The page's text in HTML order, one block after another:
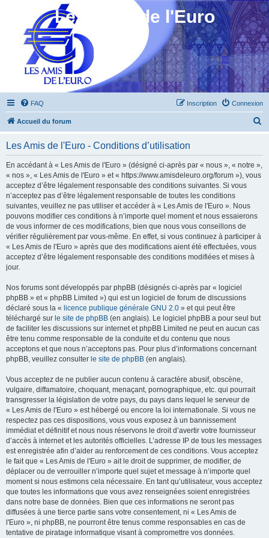
Les Amis de l'Euro
FAQ Connexion
Inscription
Accueil du forum
Les Amis de l'Euro - Conditions d’utilisation
En accédant à « Les Amis de l'Euro » (désigné ci-après par « nous », « notre »,
« nos », « Les Amis de l'Euro » et « https://www.amisdeleuro.org/forum »), vous
acceptez d’être légalement responsable des conditions suivantes. Si vous
n’acceptez pas d’être légalement responsable de toutes les conditions
suivantes, veuillez ne pas utiliser et accéder à « Les Amis de l'Euro ». Nous
pouvons modifier ces conditions à n’importe quel moment et nous essaierons
de vous informer de ces modifications, bien que nous vous conseillons de
vérifier régulièrement par vous-même. En effet, si vous continuez à participer à
« Les Amis de l'Euro » après que des modifications aient été effectuées, vous
acceptez d’être légalement responsable des conditions modifiées et mises à
jour.
Nos forums sont développés par phpBB (désignés ci-après par « logiciel
phpBB » et « phpBB Limited ») qui est un logiciel de forum de discussions
déclaré sous la « licence publique générale GNU 2.0 » et qui peut être
téléchargé sur le site de phpBB (en anglais). Le logiciel phpBB a pour seul but
de faciliter les discussions sur internet et phpBB Limited ne peut en aucun cas
être tenu comme responsable de la conduite et du contenu que nous
acceptons et que nous n’acceptons pas. Pour plus d’informations concernant
phpBB, veuillez consulter le site de phpBB (en anglais).
Vous acceptez de ne publier aucun contenu à caractère abusif, obscène,
vulgaire, diffamatoire, choquant, menaçant, pornographique, etc. qui pourrait
transgresser la législation de votre pays, du pays dans lequel le serveur de
« Les Amis de l'Euro » est hébergé ou encore la loi internationale. Si vous ne
respectez pas ces dispositions, vous vous exposez à un bannissement
immédiat et définitif et nous nous réservons le droit d’avertir votre fournisseur
d’accès à internet et les autorités officielles. L’adresse IP de tous les messages
est enregistrée afin d’aider au renforcement de ces conditions. Vous acceptez
le fait que « Les Amis de l'Euro » ait le droit de supprimer, de modifier, de
déplacer ou de verrouiller n’importe quel sujet et message à n’importe quel
moment si nous estimons cela nécessaire. En tant qu’utilisateur, vous acceptez
que toutes les informations que vous avez renseignées soient enregistrées
dans notre base de données. Bien que ces informations ne seront pas
diffusées à une tierce partie sans votre consentement, ni « Les Amis de
l'Euro », ni phpBB, ne pourront être tenus comme responsables en cas de
tentative de piratage informatique visant à compromettre vos données.